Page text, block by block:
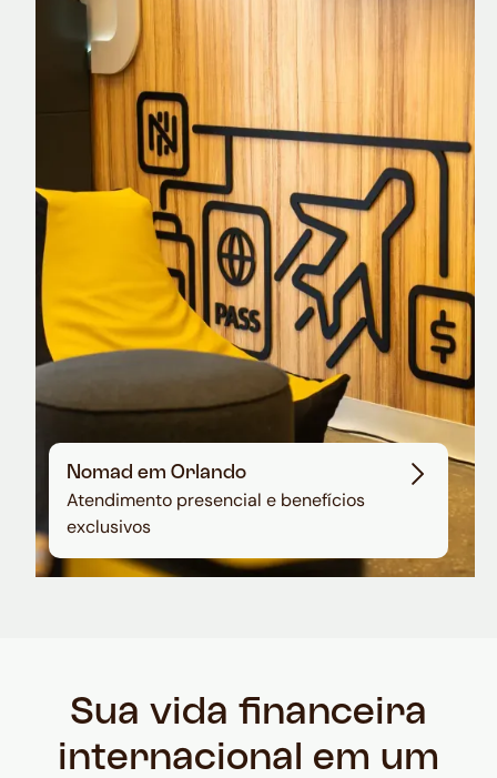
Nomad Explorer
Cartão de crédito brasileiro com cashback
em dólar
Nomad em Orlando
Atendimento presencial e benefícios
exclusivos
Sua vida financeira
internacional em um